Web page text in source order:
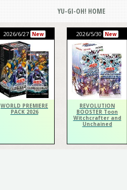
YU-GI-OH! HOME
2026/6/27 New
WORLD PREMIERE
PACK 2026
2026/5/30 New
REVOLUTION
BOOSTER Toon
Witchcrafter and
Unchained